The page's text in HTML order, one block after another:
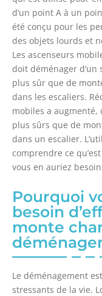
d’un point A à un
été conçu pour les
des objets lourds et
Les ascenseurs
doit déménager d’un
plus sûr que de
dans les escaliers.
mobiles a augmenté,
plus sûrs que de
dans un escalier.
comprendre ce
vous en auriez
Pourquoi
besoin
monte
Le déménagement
stressants de la vie.